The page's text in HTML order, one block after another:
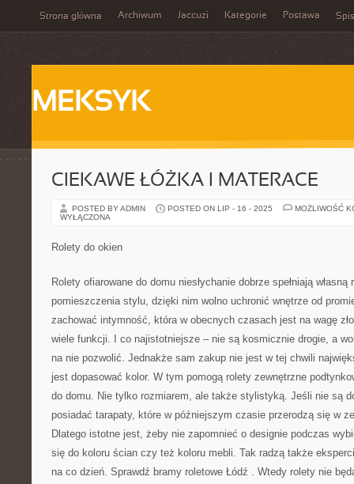
Strona główna Archiwum Jaccuzi Kategorie Postawa
MEKSYK
CIEKAWE ŁÓŻKA I MATERACE
POSTED BY ADMIN POSTED ON LIP - 16 - 2025
MOŻLIWOŚĆ
WYŁĄCZONA
Rolety do okien
Rolety ofiarowane do domu niesłychanie dobrze spełniają własną
pomieszczenia stylu, dzięki nim wolno uchronić wnętrze od
zachować intymność, która w obecnych czasach jest na wagę
wiele funkcji. I co najistotniejsze – nie są kosmicznie drogie, a
na nie pozwolić. Jednakże sam zakup nie jest w tej chwili
jest dopasować kolor. W tym pomogą rolety zewnętrzne
do domu. Nie tylko rozmiarem, ale także stylistyką. Jeśli nie są
posiadać tarapaty, które w późniejszym czasie przerodzą się w
Dlatego istotne jest, żeby nie zapomnieć o designie podczas
się do koloru ścian czy też koloru mebli. Tak radzą także
na co dzień. Sprawdź bramy roletowe Łódź . Wtedy rolety nie